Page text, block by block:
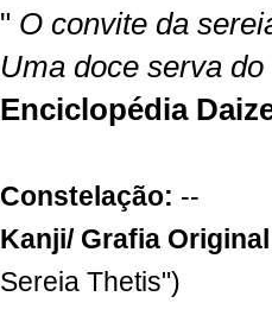
" O convite da
Uma doce serva
Enciclopédia
Constelação: --
Kanji/ Grafia Original
Sereia Thetis")